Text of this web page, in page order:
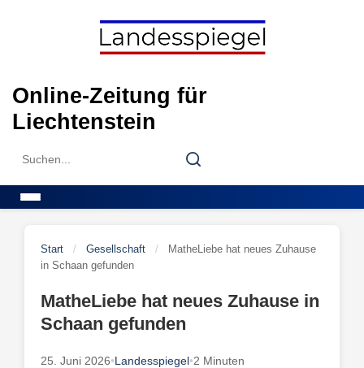
Online-Zeitung für
Liechtenstein
Search
Search
Start / Gesellschaft /
MatheLiebe hat neues Zuhause
in Schaan gefunden
MatheLiebe hat neues Zuhause in
Schaan gefunden
25. Juni 2026•Landesspiegel•2 Minuten